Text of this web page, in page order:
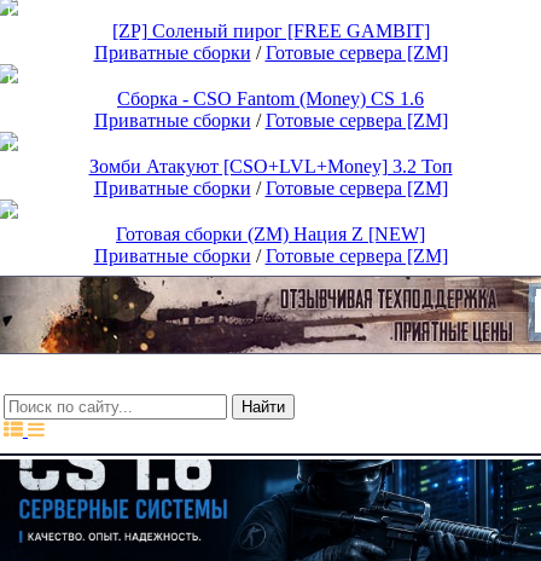
15$
[ZP] Соленый пирог [FREE GAMBIT]
Приватные сборки /Готовые сервера [ZM]
15$
Cборка - CSO Fantom (Money) CS 1.6
Приватные сборки /Готовые сервера [ZM]
15$
Зомби Атакуют [CSO+LVL+Money] 3.2 Топ
Приватные сборки /Готовые сервера [ZM]
15$
Готовая сборки (ZM) Нация Z [NEW]
Приватные сборки /Готовые сервера [ZM]